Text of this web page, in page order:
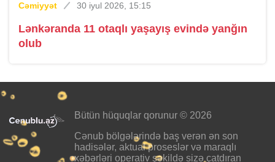
Cəmiyyət 30 iyul 2026, 15:15
Lənkəranda 11 otaqlı yaşayış evində yanğın
olub
Bütün hüquqlar qorunur © 2026
Cənub bölgələrində baş verən ən son
hadisələr, aktual proseslər və maraqlı
xəbərləri operativ şəkildə sizə çatdıran